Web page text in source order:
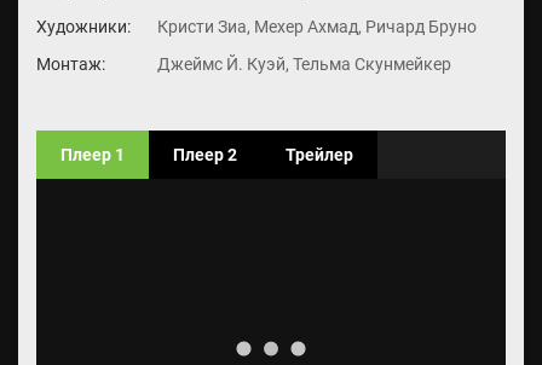
Художники:
Кристи Зиа, Мехер Ахмад, Ричард Бруно
Монтаж:
Джеймс Й. Куэй, Тельма Скунмейкер
Плеер 1 Плеер 2 Трейлер